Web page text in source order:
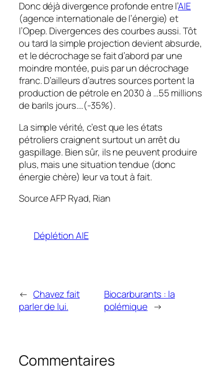
Donc déjà divergence profonde entre l’AIE
(agence internationale de l’énergie) et
l’Opep. Divergences des courbes aussi. Tôt
ou tard la simple projection devient absurde,
et le décrochage se fait d’abord par une
moindre montée, puis par un décrochage
franc. D’ailleurs d’autres sources portent la
production de pétrole en 2030 à …55 millions
de barils jours….(-35%).
La simple vérité, c’est que les états
pétroliers craignent surtout un arrêt du
gaspillage. Bien sûr, ils ne peuvent produire
plus, mais une situation tendue (donc
énergie chère) leur va tout à fait.
Source AFP Ryad, Rian
Déplétion AIE
← Chavez fait
parler de lui.
Biocarburants : la
polémique →
Commentaires